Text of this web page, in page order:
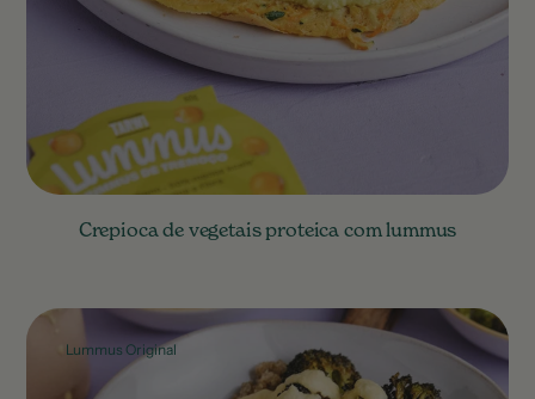
Crepioca de vegetais proteica com lummus
Lummus Original